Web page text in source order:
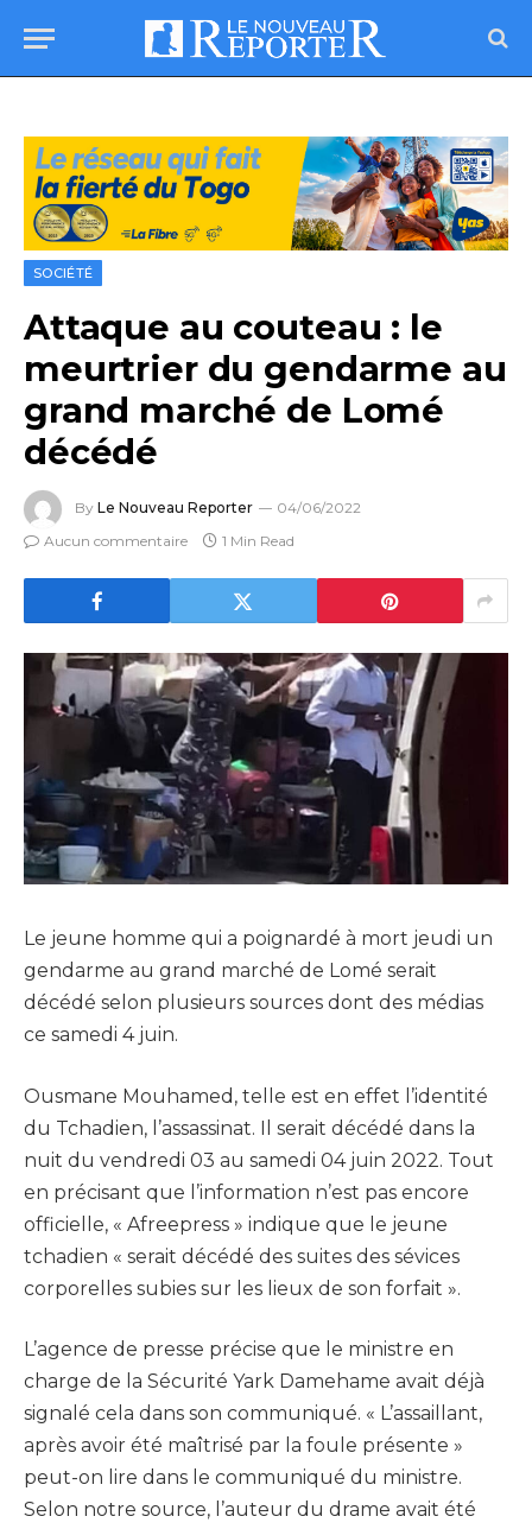
SOCIÉTÉ
Attaque au couteau : le
meurtrier du gendarme au
grand marché de Lomé
décédé
By Le Nouveau Reporter
04/06/2022
Aucun commentaire
1 Min Read
Le jeune homme qui a poignardé à mort jeudi un
gendarme au grand marché de Lomé serait
décédé selon plusieurs sources dont des médias
ce samedi 4 juin.
Ousmane Mouhamed, telle est en effet l’identité
du Tchadien, l’assassinat. Il serait décédé dans la
nuit du vendredi 03 au samedi 04 juin 2022. Tout
en précisant que l’information n’est pas encore
officielle, « Afreepress » indique que le jeune
tchadien « serait décédé des suites des sévices
corporelles subies sur les lieux de son forfait ».
L’agence de presse précise que le ministre en
charge de la Sécurité Yark Damehame avait déjà
signalé cela dans son communiqué. « L’assaillant,
après avoir été maîtrisé par la foule présente »
peut-on lire dans le communiqué du ministre.
Selon notre source, l’auteur du drame avait été